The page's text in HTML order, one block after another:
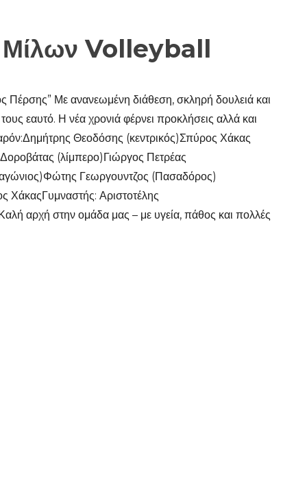
Μίλων Volleyball
Πέρσης” Με ανανεωμένη διάθεση, σκληρή δουλειά και
εαυτό. Η νέα χρονιά φέρνει προκλήσεις αλλά και
Θεοδόσης (κεντρικός)Σπύρος Χάκας
(λίμπερο)Γιώργος Πετρέας
Γεωργουντζος (Πασαδόρος)
ΧάκαςΓυμναστής: Αριστοτέλης
αρχή στην ομάδα μας – με υγεία, πάθος και πολλές